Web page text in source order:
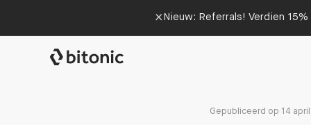
× Nieuw: Referrals! Verdien
Gepubliceerd op 14